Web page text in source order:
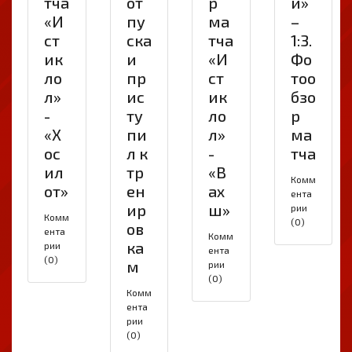
«И
ст
ик
ло
л»
-
«Х
ос
ил
от»
Комм
ента
рии
(0)
пу
ска
и
пр
ис
ту
пи
л к
тр
ен
ир
ов
ка
м
Комм
ента
рии
(0)
ма
тча
«И
ст
ик
ло
л»
-
«В
ах
ш»
Комм
ента
рии
(0)
–
1:3.
Фо
тоо
бзо
р
ма
тча
Комм
ента
рии
(0)